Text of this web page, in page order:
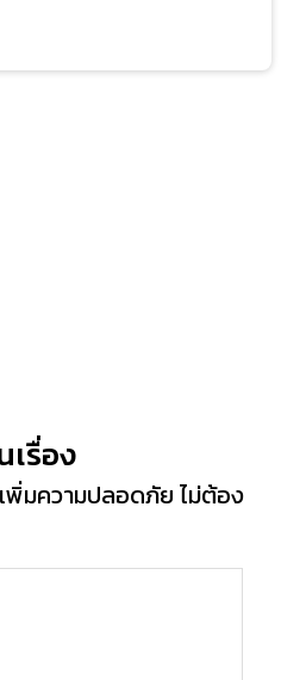
รื่อง
มความปลอดภัย ไม่ต้อง